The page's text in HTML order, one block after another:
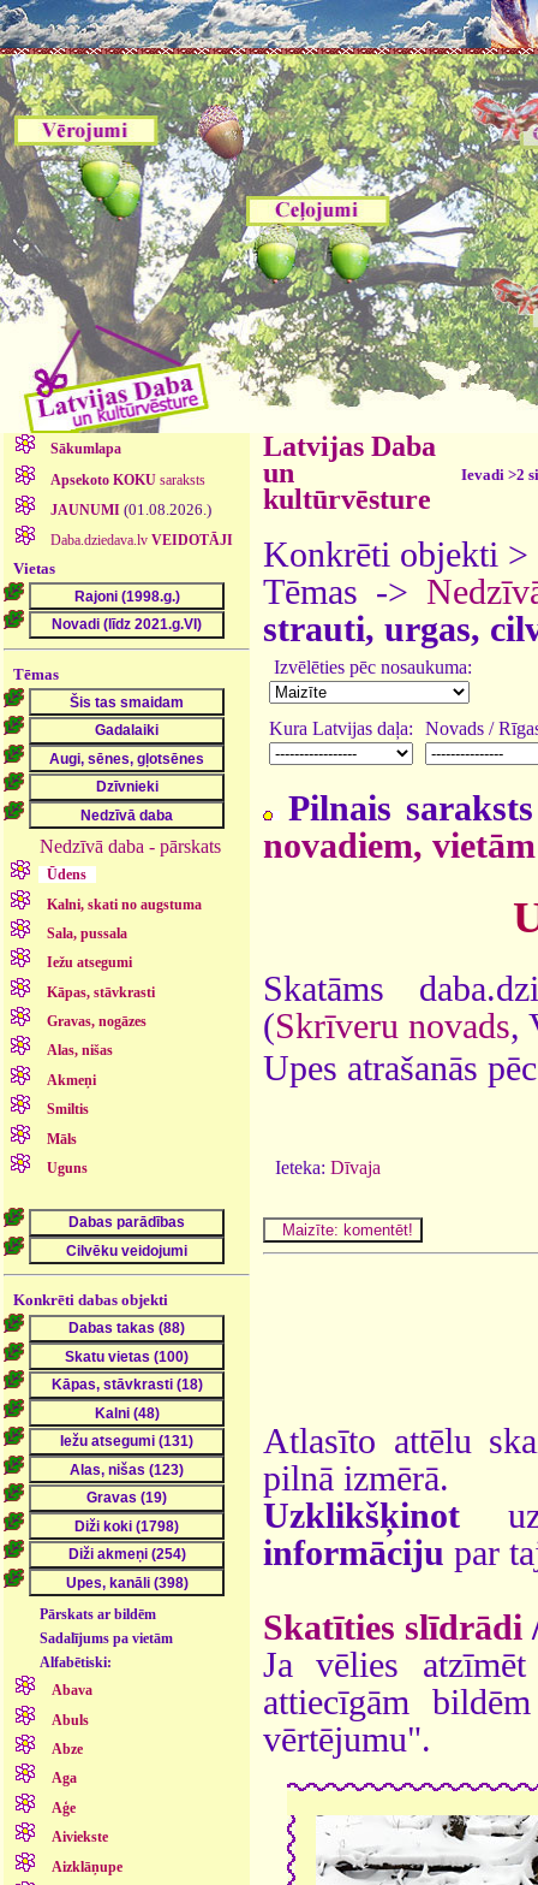
Sākumlapa
Apsekoto KOKUsaraksts
JAUNUMI (01.08.2026.)
Daba.dziedava.lv VEIDOTĀJI
Vietas
Tēmas
Nedzīvā daba - pārskats
Ūdens
Kalni, skati no augstuma
Sala, pussala
Iežu atsegumi
Kāpas, stāvkrasti
Gravas, nogāzes
Alas, nišas
Akmeņi
Smiltis
Māls
Uguns
Konkrēti dabas objekti
Pārskats ar bildēm
Sadalījums pa vietām
Alfabētiski:
Abava
Abuls
Abze
Aga
Aģe
Aiviekste
Aizklāņupe
Latvijas Daba
un
kultūrvēsture
Ievadi >2
Konkrēti objekti >
Tēmas ->
strauti, urgas,
Izvēlēties pēc nosaukuma:
Kura Latvijas daļa: Novads /
Pilnais
novadiem, vietām
Skatāms
(Skrīveru novads,
Upes atrašanās
Ieteka: Dīvaja
Atlasīto attēlu
pilnā izmērā.
Uzklikšķinot
informāciju par
Skatīties slīdrādi
Ja vēlies
attiecīgām
vērtējumu".